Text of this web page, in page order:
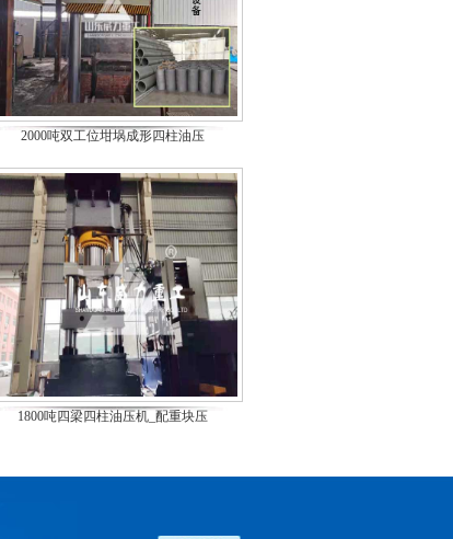
2000吨双工位坩埚成形四柱油压
1800吨四梁四柱油压机_配重块压